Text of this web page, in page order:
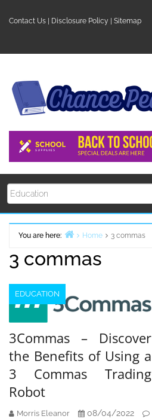
Contact Us Disclosure Policy Sitemap
You are here: Home 3 commas
3 commas
EDUCATION
3Commas – Discover
the Benefits of Using a
3 Commas Trading
Robot
Morris Eleanor
08/04/2022